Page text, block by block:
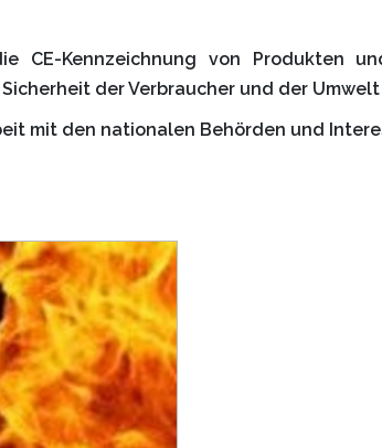
CE-Kennzeichnung von Produkten
der Verbraucher und der
mit den nationalen Behörden und